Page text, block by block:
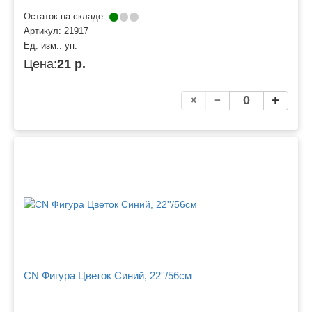
Остаток на складе:
Артикул: 21917
Ед. изм.: уп.
Цена:21 р.
CN Фигура Цветок Синий, 22''/56см